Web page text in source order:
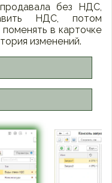
без НДС,
НДС, потом
в карточке
изменений.